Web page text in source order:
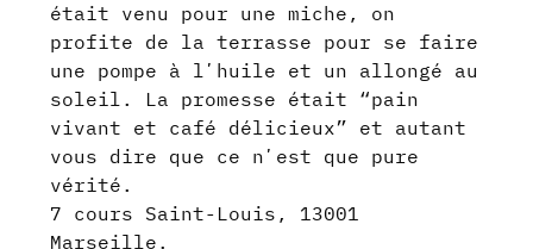
était venu pour une miche, on
profite de la terrasse pour se faire
une pompe à lʼhuile et un allongé au
soleil. La promesse était “pain
vivant et café délicieux” et autant
vous dire que ce nʼest que pure
vérité.
7 cours Saint-Louis, 13001
Marseille.